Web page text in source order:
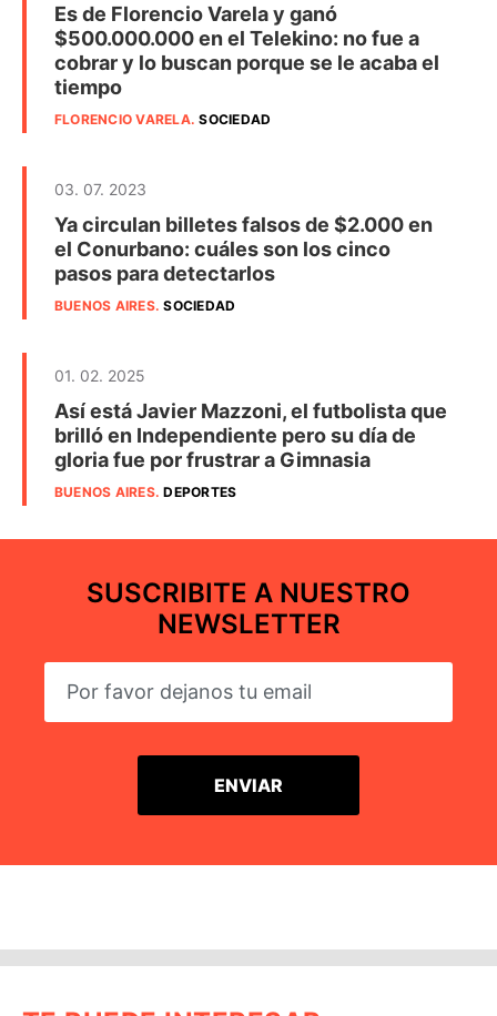
Es de Florencio Varela y ganó
$500.000.000 en el Telekino: no fue a
cobrar y lo buscan porque se le acaba el
tiempo
FLORENCIO VARELA.SOCIEDAD
03. 07. 2023
Ya circulan billetes falsos de $2.000 en
el Conurbano: cuáles son los cinco
pasos para detectarlos
BUENOS AIRES.SOCIEDAD
01. 02. 2025
Así está Javier Mazzoni, el futbolista que
brilló en Independiente pero su día de
gloria fue por frustrar a Gimnasia
BUENOS AIRES.DEPORTES
SUSCRIBITE A NUESTRO
NEWSLETTER